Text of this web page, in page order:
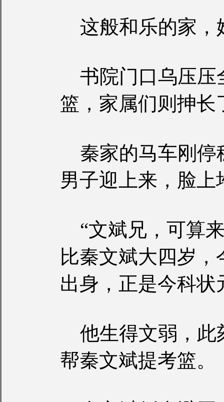
这般和乐的家，
书院门口乌压压
篮，家属们则抻长
秦家的马车刚停
男子迎上来，脸上
“文斌兄，可算
比秦文斌大四岁
出身，正是今科状
他生得文弱，此
帮秦文斌提考篮。